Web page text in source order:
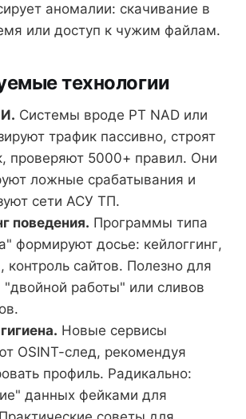
аномалии: скачивание в
или доступ к чужим файлам.
технологии
Системы вроде PT NAD или
трафик пассивно, строят
проверяют 5000+ правил. Они
ложные срабатывания и
сети АСУ ТП.
поведения. Программы типа
формируют досье: кейлоггинг,
контроль сайтов. Полезно для
работы" или сливов
Новые сервисы
OSINT-след, рекомендуя
профиль. Радикально:
данных фейками для